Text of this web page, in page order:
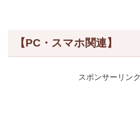
【PC・スマホ関連】
スポンサーリンク